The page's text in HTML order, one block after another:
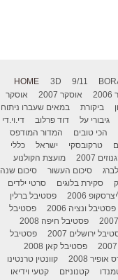
HOME 3D 9/11
אוסקר 2007
אוסקר
ביקורת
במאים שעברו ניתוח
גיבורי על דוד פרלוב
די.וי.די
הכי טובים
המדור המודפס
טרקובסקי ישראל
כללי
2007
מועצת הקולנוע
סיכום העשור
סיכום שנה
סקירת בלוגים
סרטי ילדים
2006
פסטיבל ברלין
פסטיבל ונציה 2006
פסטיבל
פסטיבל חיפה 2008
ירושלים 2007
פסטיבל
פסטיבל קאן 2008
אופיר 2008
קוונטין טרנטינו
קטנוניזם
קטעי וידיאו